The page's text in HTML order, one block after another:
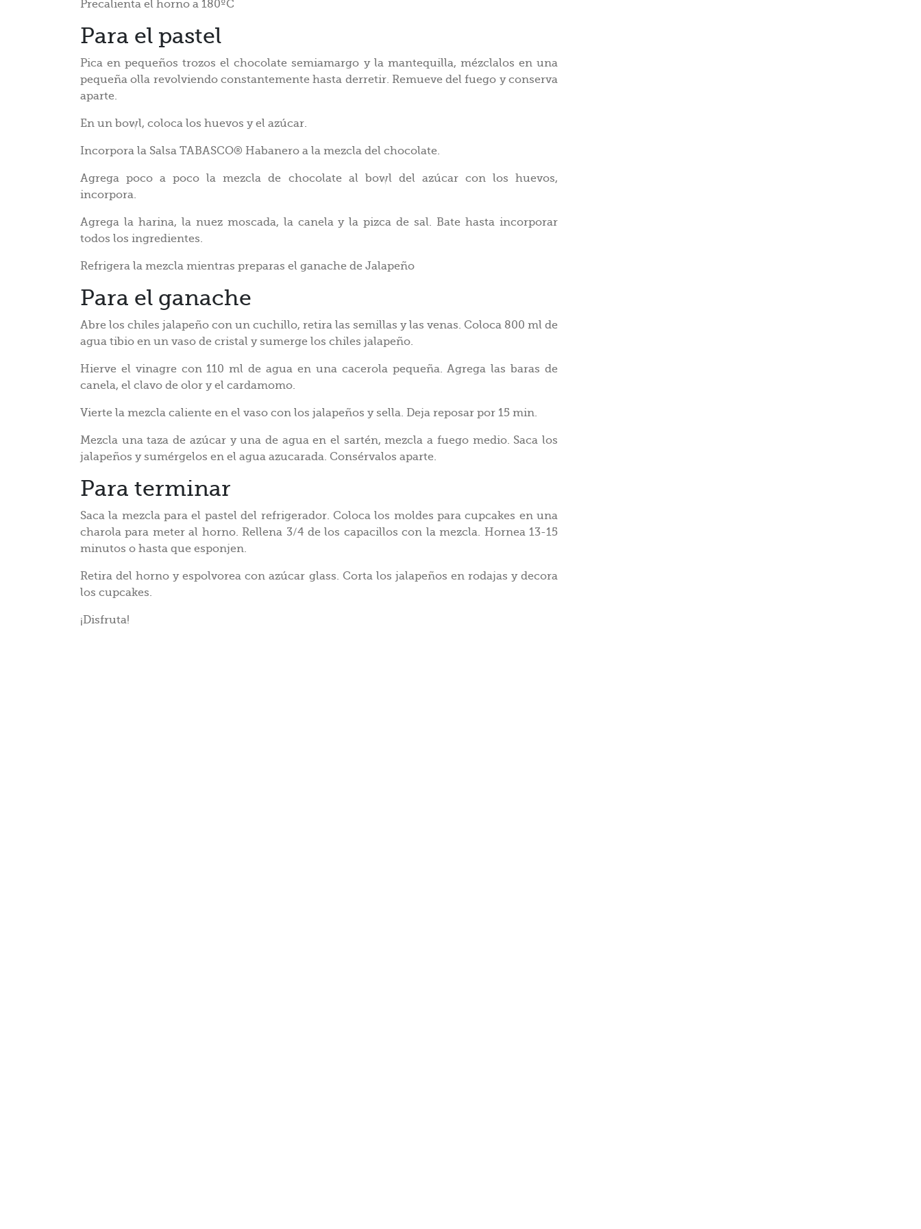
Precalienta el horno a 180ºC
Para el pastel
Pica en pequeños trozos el chocolate semiamargo y la mantequilla, mézclalos en una
pequeña olla revolviendo constantemente hasta derretir. Remueve del fuego y conserva
aparte.
En un bowl, coloca los huevos y el azúcar.
Incorpora la Salsa TABASCO® Habanero a la mezcla del chocolate.
Agrega poco a poco la mezcla de chocolate al bowl del azúcar con los huevos,
incorpora.
Agrega la harina, la nuez moscada, la canela y la pizca de sal. Bate hasta incorporar
todos los ingredientes.
Refrigera la mezcla mientras preparas el ganache de Jalapeño
Para el ganache
Abre los chiles jalapeño con un cuchillo, retira las semillas y las venas. Coloca 800 ml de
agua tibio en un vaso de cristal y sumerge los chiles jalapeño.
Hierve el vinagre con 110 ml de agua en una cacerola pequeña. Agrega las baras de
canela, el clavo de olor y el cardamomo.
Vierte la mezcla caliente en el vaso con los jalapeños y sella. Deja reposar por 15 min.
Mezcla una taza de azúcar y una de agua en el sartén, mezcla a fuego medio. Saca los
jalapeños y sumérgelos en el agua azucarada. Consérvalos aparte.
Para terminar
Saca la mezcla para el pastel del refrigerador. Coloca los moldes para cupcakes en una
charola para meter al horno. Rellena 3/4 de los capacillos con la mezcla. Hornea 13-15
minutos o hasta que esponjen.
Retira del horno y espolvorea con azúcar glass. Corta los jalapeños en rodajas y decora
los cupcakes.
¡Disfruta!